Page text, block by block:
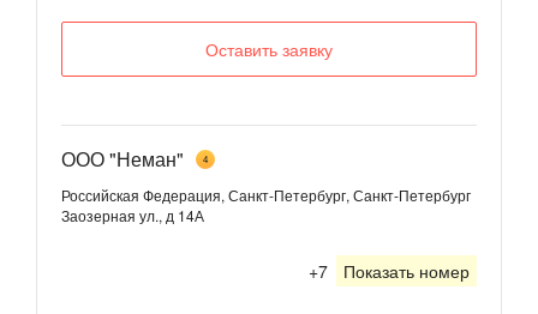
Оставить заявку
ООО "Неман" 4
Российская Федерация, Санкт-Петербург, Санкт-Петербург
Заозерная ул., д 14А
+7 Показать номер